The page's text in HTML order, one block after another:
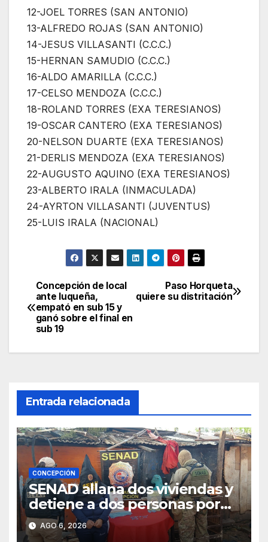
12-JOEL TORRES (SAN ANTONIO)
13-ALFREDO ROJAS (SAN ANTONIO)
14-JESUS VILLASANTI (C.C.C.)
15-HERNAN SAMUDIO (C.C.C.)
16-ALDO AMARILLA (C.C.C.)
17-CELSO MENDOZA (C.C.C.)
18-ROLAND TORRES (EXA TERESIANOS)
19-OSCAR CANTERO (EXA TERESIANOS)
20-NELSON DUARTE (EXA TERESIANOS)
21-DERLIS MENDOZA (EXA TERESIANOS)
22-AUGUSTO AQUINO (EXA TERESIANOS)
23-ALBERTO IRALA (INMACULADA)
24-AYRTON VILLASANTI (JUVENTUS)
25-LUIS IRALA (NACIONAL)
Navegación
de
Paso Horqueta
quiere su distritación
Concepción de local
ante luqueña,
empató en sub 15 y
ganó sobre el final en
sub 19
Entrada relacionada
CONCEPCIÓN
SENAD allana dos viviendas y
detiene a dos personas por
presunto microtráfico en
Concepción
AGO 6, 2026